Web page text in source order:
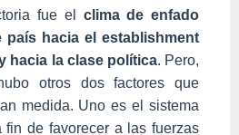
fue el clima de enfado
país hacia el establishment
hacia la clase política. Pero,
otros dos factores que
medida. Uno es el sistema
fin de favorecer a las fuerzas